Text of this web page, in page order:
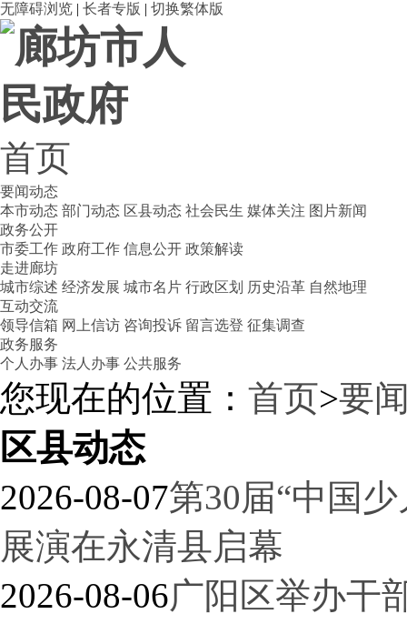
无障碍浏览 | 长者专版 | 切换繁体版
首页
要闻动态
本市动态 部门动态 区县动态 社会民生 媒体关注 图片新闻
政务公开
市委工作 政府工作 信息公开 政策解读
走进廊坊
城市综述 经济发展 城市名片 行政区划 历史沿革 自然地理
互动交流
领导信箱 网上信访 咨询投诉 留言选登 征集调查
政务服务
个人办事 法人办事 公共服务
您现在的位置： 首页>要
区县动态
2026-08-07第30届“中国
展演在永清县启幕
2026-08-06广阳区举办干